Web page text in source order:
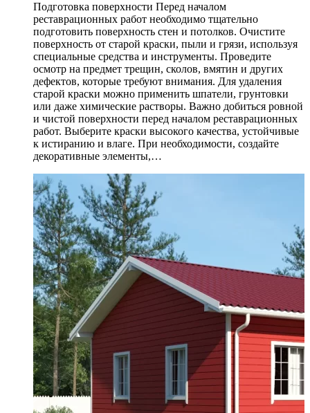
Подготовка поверхности Перед началом
реставрационных работ необходимо тщательно
подготовить поверхность стен и потолков. Очистите
поверхность от старой краски, пыли и грязи, используя
специальные средства и инструменты. Проведите
осмотр на предмет трещин, сколов, вмятин и других
дефектов, которые требуют внимания. Для удаления
старой краски можно применить шпатели, грунтовки
или даже химические растворы. Важно добиться ровной
и чистой поверхности перед началом реставрационных
работ. Выберите краски высокого качества, устойчивые
к истиранию и влаге. При необходимости, создайте
декоративные элементы,…